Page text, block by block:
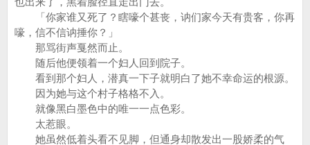
「你家谁又死了？瞎嚎个甚丧，讷们家今天有贵客，你再
嚎，信不信讷捶你？」
那骂街声戛然而止。
随后他便领着一个妇人回到院子。
看到那个妇人，潜真一下子就明白了她不幸命运的根源。
因为她与这个村子格格不入。
就像黑白墨色中的唯一一点色彩。
太惹眼。
她虽然低着头看不见脚，但通身却散发出一股娇柔的气